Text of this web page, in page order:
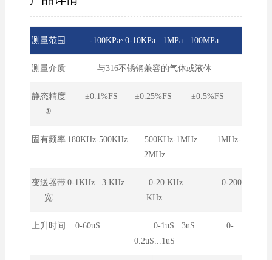
测量范围 -100KPa~0-10KPa...1MPa...100MPa
测量介质 与316不锈钢兼容的气体或液体
静态精度
①
±0.1%FS ±0.25%FS ±0.5%FS
固有频率 180KHz-500KHz 500KHz-1MHz 1MHz-
2MHz
变送器带
宽
0-1KHz...3 KHz 0-20 KHz 0-200
KHz
上升时间
0-60uS 0-1uS...3uS 0-
0.2uS...1uS